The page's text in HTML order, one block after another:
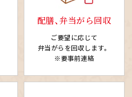
配膳、弁当がら回収
ご要望に応じて
弁当がらを回収します。
※要事前連絡